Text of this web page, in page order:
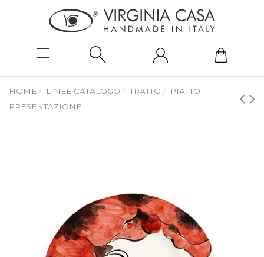
HOME LINEE CATALOGO TRATTO
PIATTO
PRESENTAZIONE